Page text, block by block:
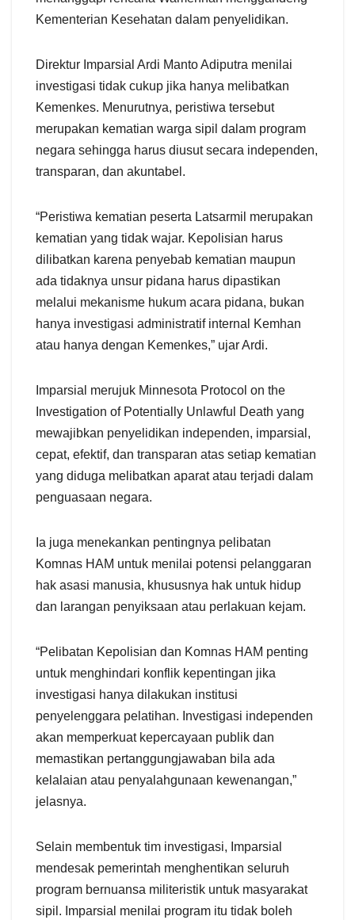
Kementerian Kesehatan dalam penyelidikan.
Direktur Imparsial Ardi Manto Adiputra menilai
investigasi tidak cukup jika hanya melibatkan
Kemenkes. Menurutnya, peristiwa tersebut
merupakan kematian warga sipil dalam program
negara sehingga harus diusut secara independen,
transparan, dan akuntabel.
“Peristiwa kematian peserta Latsarmil merupakan
kematian yang tidak wajar. Kepolisian harus
dilibatkan karena penyebab kematian maupun
ada tidaknya unsur pidana harus dipastikan
melalui mekanisme hukum acara pidana, bukan
hanya investigasi administratif internal Kemhan
atau hanya dengan Kemenkes,” ujar Ardi.
Imparsial merujuk Minnesota Protocol on the
Investigation of Potentially Unlawful Death yang
mewajibkan penyelidikan independen, imparsial,
cepat, efektif, dan transparan atas setiap kematian
yang diduga melibatkan aparat atau terjadi dalam
penguasaan negara.
Ia juga menekankan pentingnya pelibatan
Komnas HAM untuk menilai potensi pelanggaran
hak asasi manusia, khususnya hak untuk hidup
dan larangan penyiksaan atau perlakuan kejam.
“Pelibatan Kepolisian dan Komnas HAM penting
untuk menghindari konflik kepentingan jika
investigasi hanya dilakukan institusi
penyelenggara pelatihan. Investigasi independen
akan memperkuat kepercayaan publik dan
memastikan pertanggungjawaban bila ada
kelalaian atau penyalahgunaan kewenangan,”
jelasnya.
Selain membentuk tim investigasi, Imparsial
mendesak pemerintah menghentikan seluruh
program bernuansa militeristik untuk masyarakat
sipil. Imparsial menilai program itu tidak boleh